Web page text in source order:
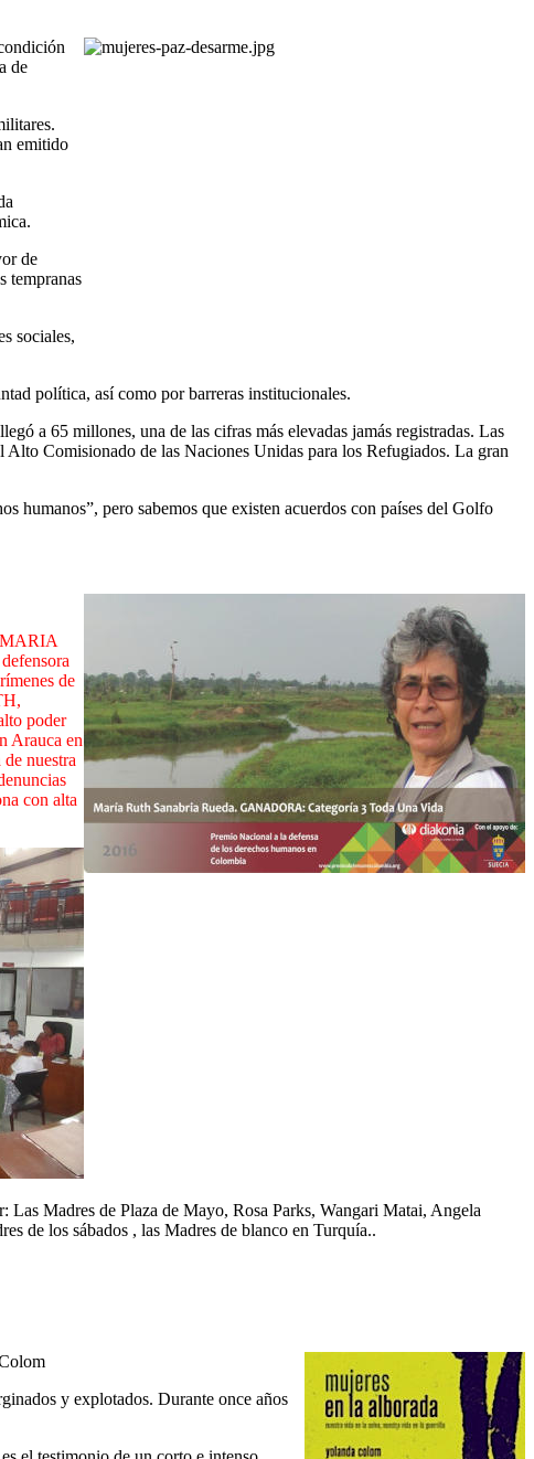
de
emitido
de
tempranas
sociales,
política, así como por barreras institucionales.
a 65 millones, una de las cifras más elevadas jamás registradas. Las
Alto Comisionado de las Naciones Unidas para los Refugiados. La gran
humanos”, pero sabemos que existen acuerdos con países del Golfo
MARIA
de
poder
Arauca en
nuestra
con alta
Las Madres de Plaza de Mayo, Rosa Parks, Wangari Matai, Angela
de los sábados , las Madres de blanco en Turquía..
y explotados. Durante once años